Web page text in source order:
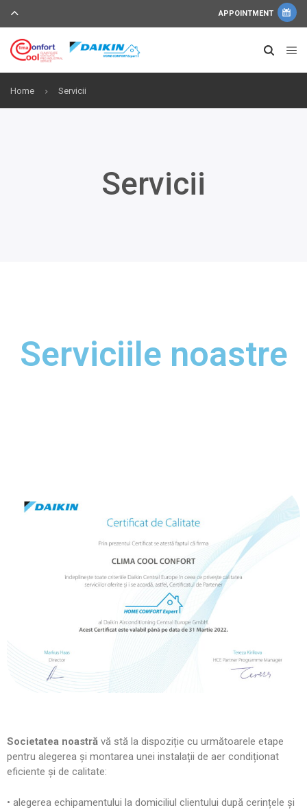
APPOINTMENT
Home Servicii
Servicii
Serviciile noastre
Societatea noastră vă stă la dispoziție cu următoarele etape
pentru alegerea și montarea unei instalații de aer condiționat
eficiente și de calitate:
• alegerea echipamentului la domiciliul clientului după cerințele și